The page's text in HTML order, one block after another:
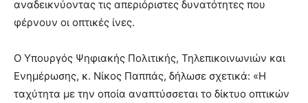
αναδεικνύοντας τις απεριόριστες δυνατότητες που
φέρνουν οι οπτικές ίνες.
Ο Υπουργός Ψηφιακής Πολιτικής, Τηλεπικοινωνιών και
Ενημέρωσης, κ. Νίκος Παππάς, δήλωσε σχετικά: «Η
ταχύτητα με την οποία αναπτύσσεται το δίκτυο οπτικών